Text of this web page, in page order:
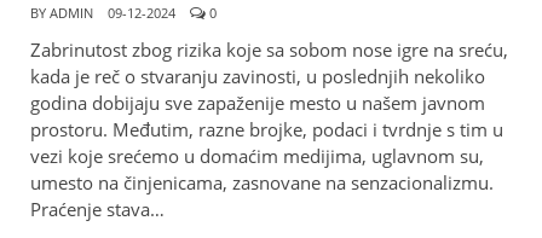
BY ADMIN 09-12-2024 0
Zabrinutost zbog rizika koje sa sobom nose igre na sreću,
kada je reč o stvaranju zavinosti, u poslednjih nekoliko
godina dobijaju sve zapaženije mesto u našem javnom
prostoru. Međutim, razne brojke, podaci i tvrdnje s tim u
vezi koje srećemo u domaćim medijima, uglavnom su,
umesto na činjenicama, zasnovane na senzacionalizmu.
Praćenje stava…